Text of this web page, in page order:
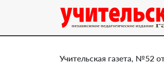
Учительская газета, №52